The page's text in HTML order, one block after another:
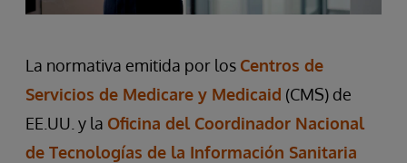
La normativa emitida por los Centros de
Servicios de Medicare y Medicaid (CMS) de
EE.UU. y la Oficina del Coordinador Nacional
de Tecnologías de la Información Sanitaria